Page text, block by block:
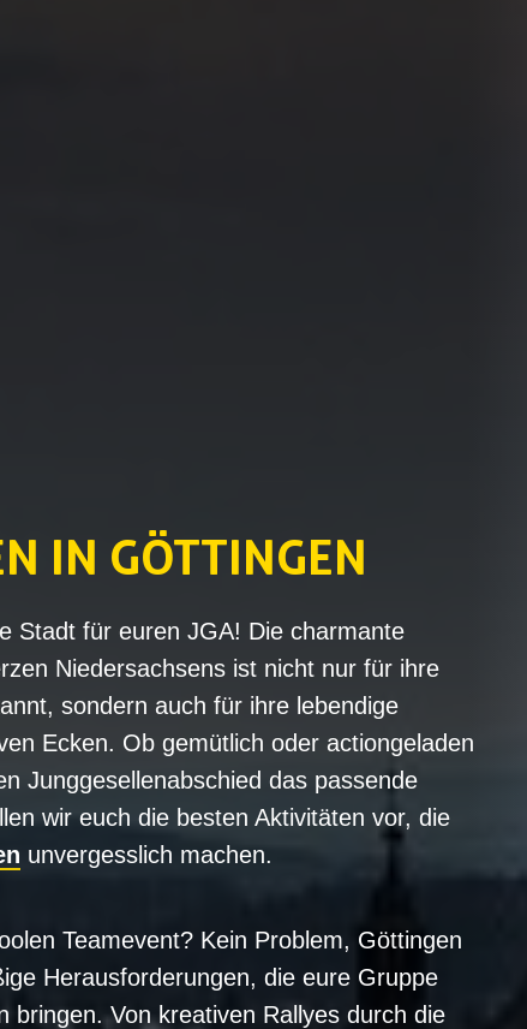
‌IN GÖTTINGEN
Stadt für euren JGA! Die charmante
Niedersachsens ist nicht nur für ihre
sondern auch für ihre lebendige
Ecken. Ob gemütlich oder actiongeladen
Junggesellenabschied das passende
wir euch die besten Aktivitäten vor, die
unvergesslich machen.
Teamevent? Kein Problem, Göttingen
Herausforderungen, die eure Gruppe
bringen. Von kreativen Rallyes durch die